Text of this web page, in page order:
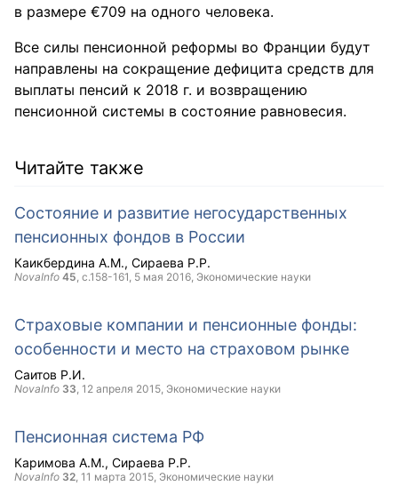
в размере €709 на одного человека.
Все силы пенсионной реформы во Франции будут
направлены на сокращение дефицита средств для
выплаты пенсий к 2018 г. и возвращению
пенсионной системы в состояние равновесия.
Читайте также
Состояние и развитие негосударственных
пенсионных фондов в России
Каикбердина А.М. Сираева Р.Р.
NovaInfo 45, с.158-161, 5 мая 2016, Экономические науки
Страховые компании и пенсионные фонды:
особенности и место на страховом рынке
Саитов Р.И.
NovaInfo 33, 12 апреля 2015, Экономические науки
Пенсионная система РФ
Каримова А.М. Сираева Р.Р.
NovaInfo 32, 11 марта 2015, Экономические науки